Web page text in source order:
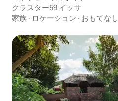
クラスター59 イッサ
家族 · ロケーション · おもてなし